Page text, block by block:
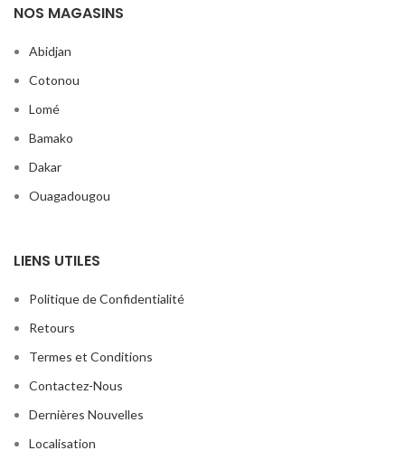
NOS MAGASINS
Abidjan
Cotonou
Lomé
Bamako
Dakar
Ouagadougou
LIENS UTILES
Politique de Confidentialité
Retours
Termes et Conditions
Contactez-Nous
Dernières Nouvelles
Localisation